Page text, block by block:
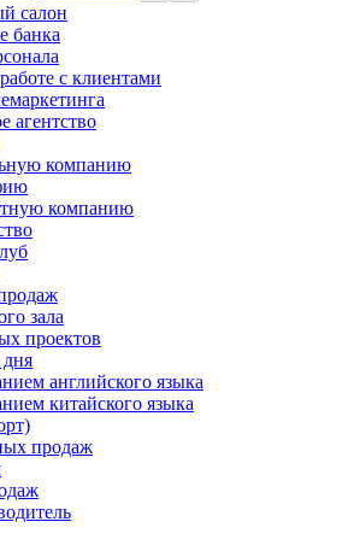
салон
банка
с клиентами
агентство
компанию
компанию
зала
проектов
английского языка
китайского языка
продаж